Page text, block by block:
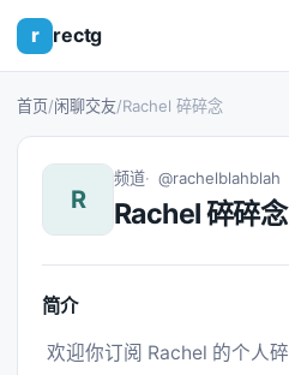
r rectg
首页/闲聊交友/Rachel 碎碎念
R
频道 @rachelblahblah
Rachel 碎碎念
简介